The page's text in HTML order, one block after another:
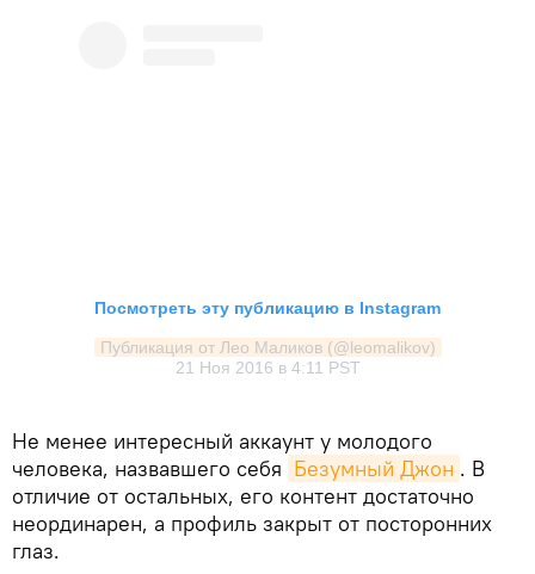
Посмотреть эту публикацию в Instagram
Публикация от Лео Маликов (@leomalikov)
21 Ноя 2016 в 4:11 PST
Не менее интересный аккаунт у молодого
человека, назвавшего себя Безумный Джон . В
отличие от остальных, его контент достаточно
неординарен, а профиль закрыт от посторонних
глаз.